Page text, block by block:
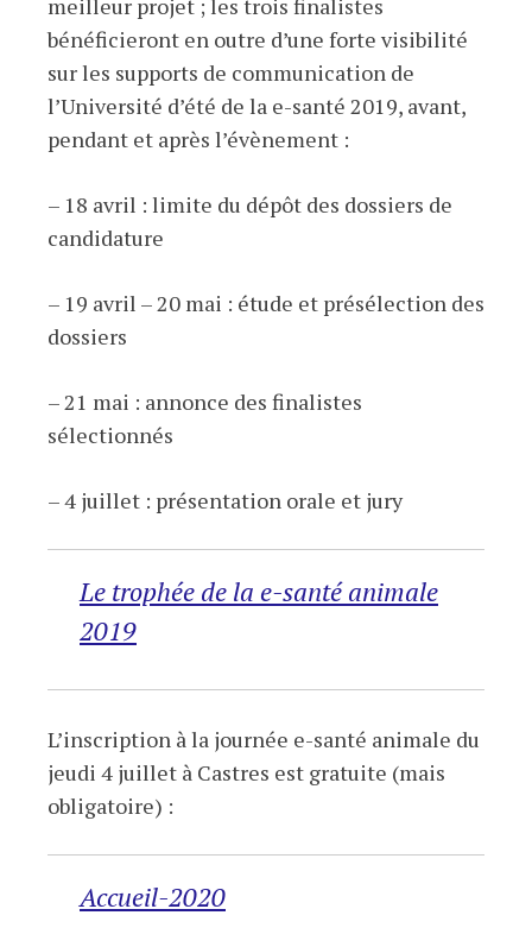
meilleur projet ; les trois finalistes
bénéficieront en outre d’une forte visibilité
sur les supports de communication de
l’Université d’été de la e-santé 2019, avant,
pendant et après l’évènement :
– 18 avril : limite du dépôt des dossiers de
candidature
– 19 avril – 20 mai : étude et présélection des
dossiers
– 21 mai : annonce des finalistes
sélectionnés
– 4 juillet : présentation orale et jury
Le trophée de la e-santé animale
2019
L’inscription à la journée e-santé animale du
jeudi 4 juillet à Castres est gratuite (mais
obligatoire) :
Accueil-2020